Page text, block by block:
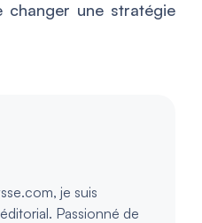
changer une stratégie
je suis
Passionné de